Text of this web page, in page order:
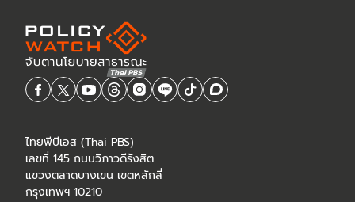
ไทยพีบีเอส (Thai PBS)
เลขที่ 145 ถนนวิภาวดีรังสิต
แขวงตลาดบางเขน เขตหลักสี่
กรุงเทพฯ 10210